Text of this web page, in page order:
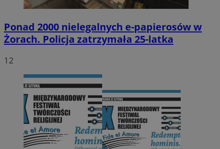
Ponad 2000 nielegalnych e-papierosów w
Żorach. Policja zatrzymała 25-latka
12